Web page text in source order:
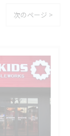
次のページ >